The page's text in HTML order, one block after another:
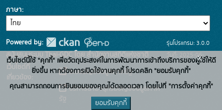
ภาษา
Powered by:
สนับสนุนระบบ Thai-GDC โดย สำนักงานสถิติแห่งชาติ
เว็บไซต์ที่
เกี่ยวข้อง:
ระบบบัญชีข้อมูลภาครัฐ
บริการนามานุกรมบัญชีข้อมูลภาค
รุ่นโปรแกรม: 3.0.0
วันที่: 2025-06-
26
เว็บไซต์นี้ใช้ "คุกกี้" เพื่อวัตถุประสงค์ในการพัฒนาการเข้าถึงบริการของผู้ใช้ให้ดี
ยิ่งขึ้น หากต้องการเปิดใช้งานคุกกี้ โปรดคลิก "ยอมรับคุกกี้"
คุณสามารถถอนการยินยอมของคุณได้ตลอดเวลา โดยไปที่ "การตั้งค่าคุกกี้"
ยอมรับคุกกี้
x